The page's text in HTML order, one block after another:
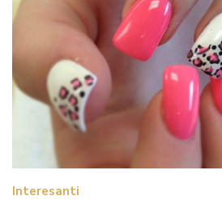
Interesanti